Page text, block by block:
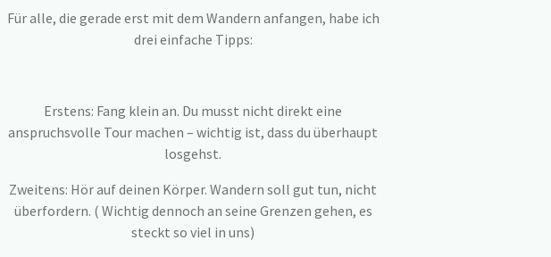
Für alle, die gerade erst mit dem Wandern anfangen, habe ich
drei einfache Tipps:
Erstens: Fang klein an. Du musst nicht direkt eine
anspruchsvolle Tour machen – wichtig ist, dass du überhaupt
losgehst.
Zweitens: Hör auf deinen Körper. Wandern soll gut tun, nicht
überfordern. ( Wichtig dennoch an seine Grenzen gehen, es
steckt so viel in uns)